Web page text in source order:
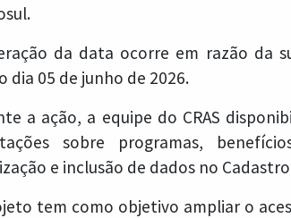
da data ocorre em razão da
dia 05 de junho de 2026.
a ação, a equipe do CRAS
sobre programas,
e inclusão de dados no
tem como objetivo ampliar o